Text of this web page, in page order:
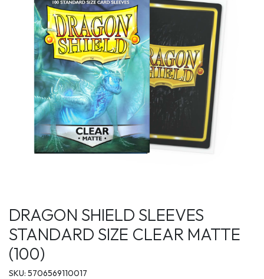
DRAGON SHIELD SLEEVES
STANDARD SIZE CLEAR MATTE
(100)
SKU: 5706569110017